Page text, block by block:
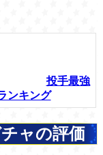
投手最強
ンキング
ャの評価